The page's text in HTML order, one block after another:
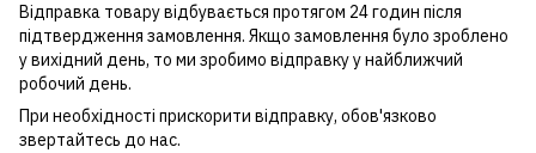
Відправка товару відбувається протягом 24 годин після
підтвердження замовлення. Якщо замовлення було зроблено
у вихідний день, то ми зробимо відправку у найближчий
робочий день.
При необхідності прискорити відправку, обов'язково
звертайтесь до нас.